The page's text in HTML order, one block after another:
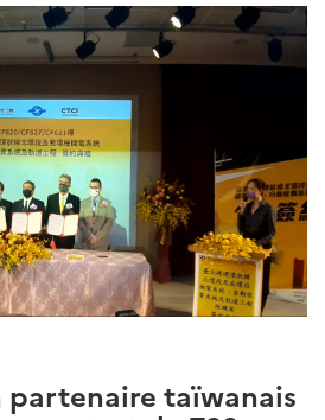
partenaire taïwanais